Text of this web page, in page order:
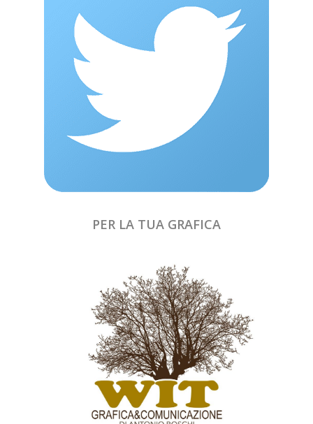
PER LA TUA GRAFICA